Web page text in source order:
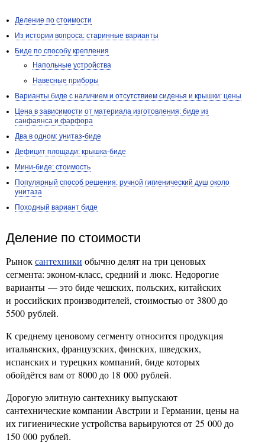
Деление по стоимости
Из истории вопроса: старинные варианты
Биде по способу крепления
Напольные устройства
Навесные приборы
Варианты биде с наличием и отсутствием сиденья и крышки: цены
Цена в зависимости от материала изготовления: биде из
санфаянса и фарфора
Два в одном: унитаз-биде
Дефицит площади: крышка-биде
Мини-биде: стоимость
Популярный способ решения: ручной гигиенический душ около
унитаза
Походный вариант биде
Деление по стоимости
Рыноксантехники обычно делят на три ценовых
сегмента: эконом-класс, средний и люкс. Недорогие
варианты — это биде чешских, польских, китайских
и российских производителей, стоимостью от 3800 до
5500 рублей.
К среднему ценовому сегменту относится продукция
итальянских, французских, финских, шведских,
испанских и турецких компаний, биде которых
обойдётся вам от 8000 до 18 000 рублей.
Дорогую элитную сантехнику выпускают
сантехнические компании Австрии и Германии, цены на
их гигиенические устройства варьируются от 25 000 до
150 000 рублей.